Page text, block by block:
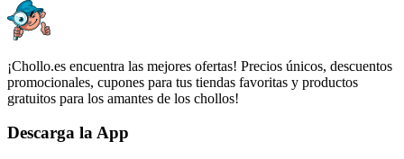
¡Chollo.es encuentra las mejores ofertas! Precios únicos, descuentos
promocionales, cupones para tus tiendas favoritas y productos
gratuitos para los amantes de los chollos!
Descarga la App